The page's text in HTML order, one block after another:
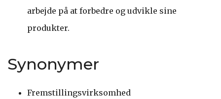
arbejde på at forbedre og udvikle sine
produkter.
Synonymer
Fremstillingsvirksomhed